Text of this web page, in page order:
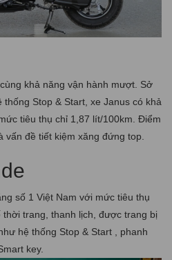
khả năng vận hành mượt. Sở
Stop & Start, xe Janus có khả
tiêu thụ chỉ 1,87 lít/100km. Điểm
đề tiết kiệm xăng đứng top.
số 1 Việt Nam với mức tiêu thụ
trang, thanh lịch, được trang bị
hệ thống Stop & Start , phanh
key.